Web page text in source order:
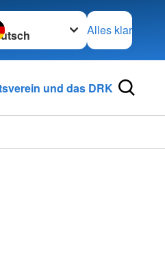
wechseln zu
Alles klar
und das DRK